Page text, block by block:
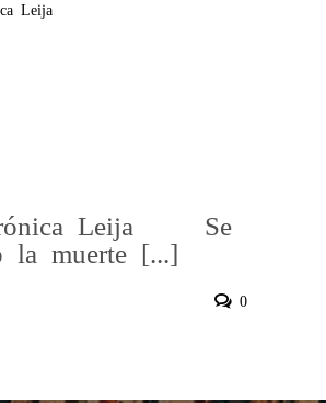
Leija
Leija Se
la muerte [...]
0